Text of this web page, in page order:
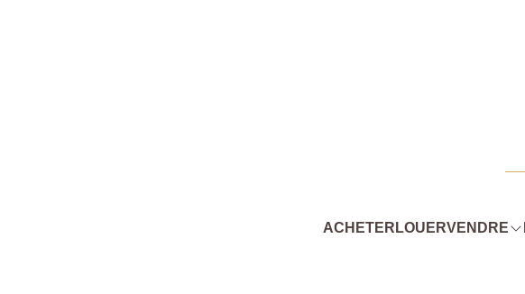
ACHETER LOUERVENDRE